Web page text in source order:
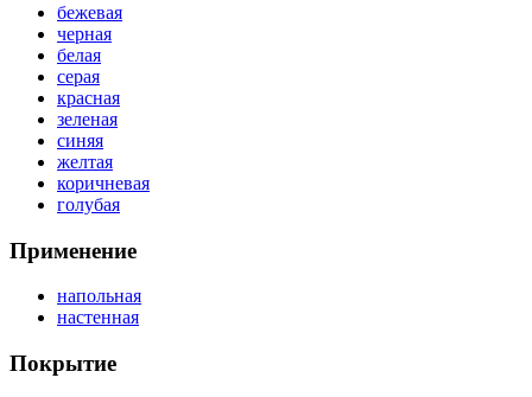
бежевая
черная
белая
серая
красная
зеленая
синяя
желтая
коричневая
голубая
Применение
напольная
настенная
Покрытие